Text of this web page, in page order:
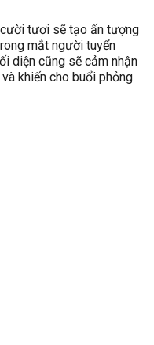
tươi sẽ tạo ấn tượng
mắt người tuyển
diện cũng sẽ cảm nhận
khiến cho buổi phỏng